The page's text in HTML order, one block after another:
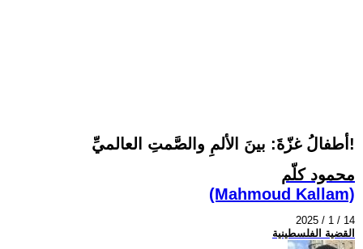
أطفالُ غزّةَ: بينَ الألمِ والصَّمتِ العالميِّ!
محمود كلّم
(Mahmoud Kallam)
2025 / 1 / 14
القضية الفلسطينية